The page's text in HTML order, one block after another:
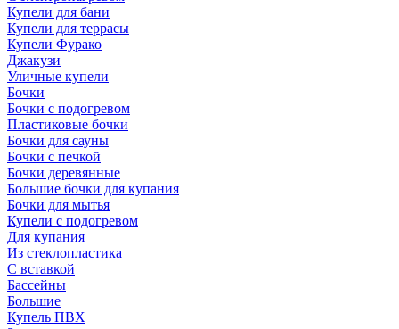
Купели для бани
Купели для террасы
Купели Фурако
Джакузи
Уличные купели
Бочки
Бочки с подогревом
Пластиковые бочки
Бочки для сауны
Бочки с печкой
Бочки деревянные
Большие бочки для купания
Бочки для мытья
Купели с подогревом
Для купания
Из стеклопластика
С вставкой
Бассейны
Большие
Купель ПВХ